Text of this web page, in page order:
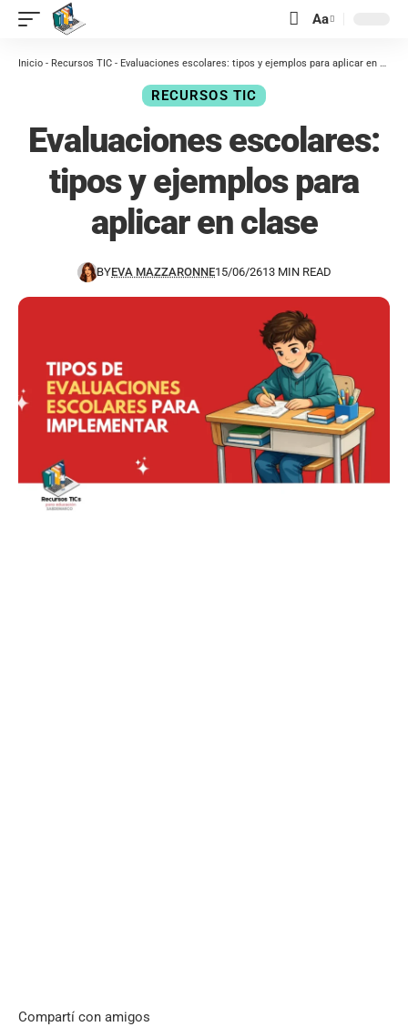
contenido Aa
Inicio - Recursos TIC - Evaluaciones escolares: tipos y ejemplos para aplicar en clase
RECURSOS TIC
Evaluaciones escolares:
tipos y ejemplos para
aplicar en clase
BYEVA MAZZARONNE15/06/2613 MIN READ
Compartí con amigos